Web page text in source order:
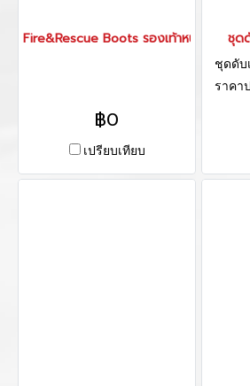
Fire&Rescue Boots รองเท้าหนัง RJX-
฿0
เปรียบเทียบ
ชุด
ชุดดับ
ราคา
แล